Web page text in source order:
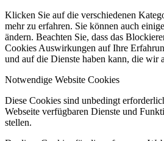
Klicken Sie auf die verschiedenen
mehr zu erfahren. Sie können auch
ändern. Beachten Sie, dass das
Cookies Auswirkungen auf Ihre
und auf die Dienste haben kann, die wir
Notwendige Website Cookies
Diese Cookies sind unbedingt
Webseite verfügbaren Dienste und
stellen.